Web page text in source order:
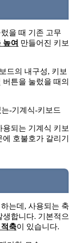
을 때 기존 고무
높여 만들어진 키보
드의 내구성, 키보
튼을 눌렀을 때의
되는 기계식 키보
호불호가 갈리기
는데, 사용되는 축
합니다. 기본적으
축이 있습니다.